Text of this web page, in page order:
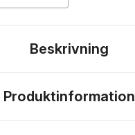
Beskrivning
Produktinformation